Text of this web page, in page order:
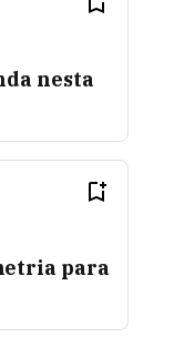
nesta
para